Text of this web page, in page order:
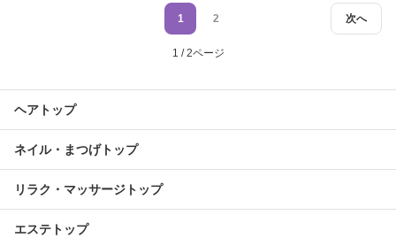
次へ
1 2
1 / 2ページ
ヘアトップ
ネイル・まつげトップ
リラク・マッサージトップ
エステトップ